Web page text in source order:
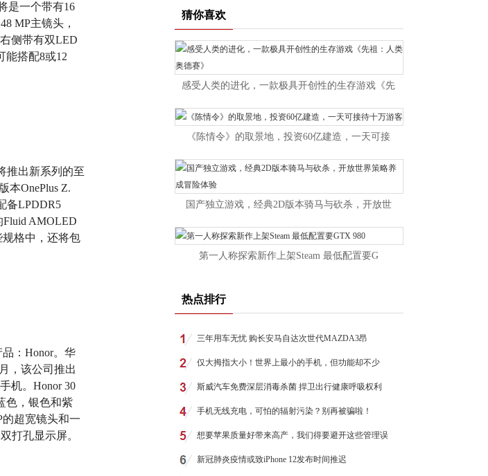
是一个带有16
MP主镜头，
侧带有双LED
能搭配8或12
推出新系列的至
本OnePlus Z.
备LPDDR5
Fluid AMOLED
规格中，还将包
：Honor。华
，该公司推出
机。Honor 30
色，银色和紫
超宽镜头和一
打孔显示屏。
猜你喜欢
感受人类的进化，一款极具开创性的生存游戏《先
《陈情令》的取景地，投资60亿建造，一天可接
国产独立游戏，经典2D版本骑马与砍杀，开放世
第一人称探索新作上架Steam 最低配置要G
热点排行
三年用车无忧 购长安马自达次世代MAZDA3昂
仅大拇指大小！世界上最小的手机，但功能却不少
斯威汽车免费深层消毒杀菌 捍卫出行健康呼吸权利
手机无线充电，可怕的辐射污染？别再被骗啦！
想要苹果质量好带来高产，我们得要避开这些管理误
新冠肺炎疫情或致iPhone 12发布时间推迟